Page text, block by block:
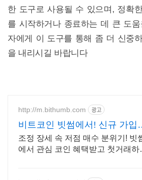
한 도구로 사용될 수 있으며, 정확
를 시작하거나 종료하는 데 큰 도
자에게 이 도구를 통해 좀 더 신중
을 내리시길 바랍니다
http://m.bithumb.com 광고
비트코인 빗썸에서! 신규 가입
시 5만원 혜택
조정 장세 속 저점 매수 분위기! 빗
에서 관심 코인 혜택받고 첫거래하